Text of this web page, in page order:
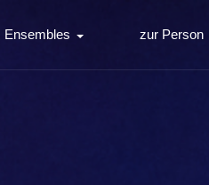
Ensembles zur Person